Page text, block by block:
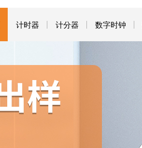
计时器 计分器 数字时钟